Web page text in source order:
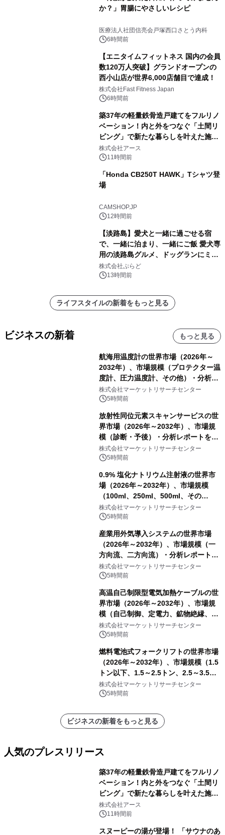
か？」胃腸にやさしいレシピ
医療法人社団信亮会戸塚西口さとう内科
6時間前
【エニタイムフィットネス 国内の会員
数120万人突破】グランドオープンの
西小山店が世界6,000店舗目で達成！
株式会社Fast Fitness Japan
6時間前
築37年の軽量鉄骨造戸建てをフルリノ
ベーション！内と外をつなぐ「土間リ
ビング」で新たな暮らしを叶えた施工
事例を株式会社アースが公開
株式会社アース
11時間前
「Honda CB250T HAWK」Tシャツ登
場
CAMSHOP.JP
12時間前
【淡路島】愛犬と一緒に過ごせる宿
で、一緒に泊まり、一緒にご飯 愛犬専
用の淡路島グルメ、ドッグランにミニ
プール グランピングとトレーラーハウ
スの2施設で
株式会社ぷらど
13時間前
ライフスタイルの新着をもっと見る
ビジネスの新着 もっと見る
航海用温度計の世界市場（2026年～
2032年）、市場規模（プロテクター温
度計、圧力温度計、その他）・分析レ
ポートを発表
株式会社マーケットリサーチセンター
5時間前
放射性同位元素スキャンサービスの世
界市場（2026年～2032年）、市場規
模（診断・予後）・分析レポートを発
表
株式会社マーケットリサーチセンター
5時間前
0.9% 塩化ナトリウム注射液の世界市
場（2026年～2032年）、市場規模
（100ml、250ml、500ml、その
他）・分析レポートを発表
株式会社マーケットリサーチセンター
5時間前
産業用外気導入システムの世界市場
（2026年～2032年）、市場規模（一
方向流、二方向流）・分析レポートを
発表
株式会社マーケットリサーチセンター
5時間前
高温自己制限型電気加熱ケーブルの世
界市場（2026年～2032年）、市場規
模（自己制御、定電力、鉱物絶縁、表
皮効果）・分析レポートを発表
株式会社マーケットリサーチセンター
5時間前
燃料電池式フォークリフトの世界市場
（2026年～2032年）、市場規模（1.5
トン以下、1.5～2.5トン、2.5～3.5ト
ン、3.5～5.0トン、その他）・分析レ
ポートを発表
株式会社マーケットリサーチセンター
5時間前
ビジネスの新着をもっと見る
人気のプレスリリース
築37年の軽量鉄骨造戸建てをフルリノ
ベーション！内と外をつなぐ「土間リ
ビング」で新たな暮らしを叶えた施工
事例を株式会社アースが公開
株式会社アース
11時間前
スヌーピーの湯が登場！ 「サウナのあ